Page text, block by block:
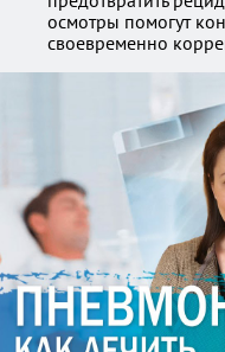
осмотры помогут
своевременно